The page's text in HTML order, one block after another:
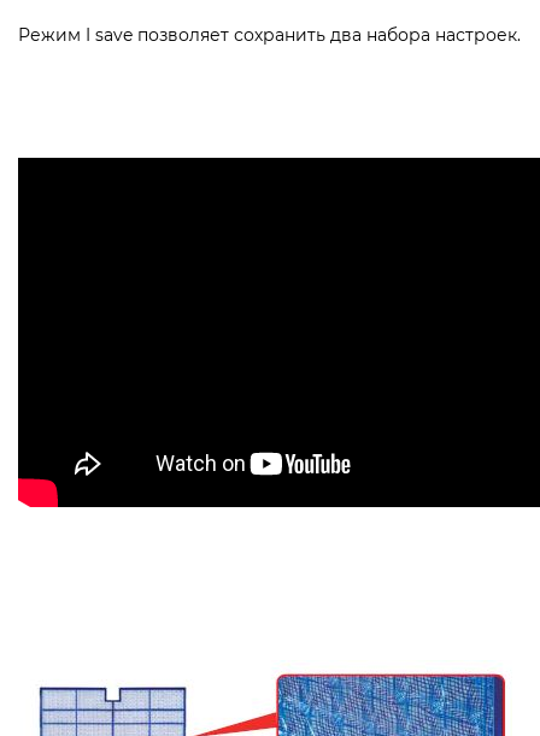
Режим I save позволяет сохранить два набора настроек.